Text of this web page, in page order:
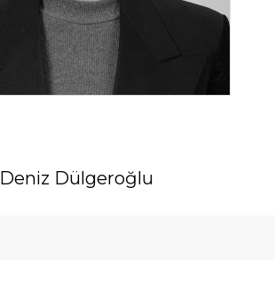
Deniz Dülgeroğlu